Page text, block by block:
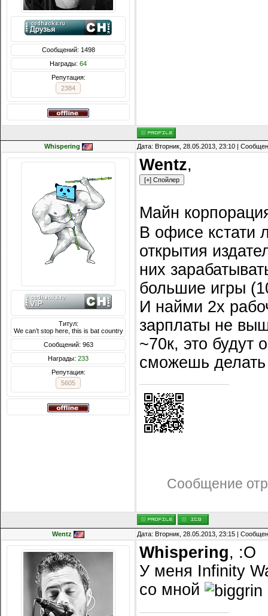
Сообщений: 1498
Награды: 64
Репутация:
2384
Whispering Дата: Вторник, 28.05.2013, 23:10 |
Титул:
We can’t stop here, this is bat country
Сообщений: 963
Награды: 233
Репутация:
5605
Wentz,
Майн
В офисе кстати
открытия
них
большие игры
И найми 2х
зарплаты не
~70к, это будут
сможешь
Сообщение
Wentz Дата: Вторник, 28.05.2013, 23:15 |
Whispering, :O
У меня Infinity
со мной